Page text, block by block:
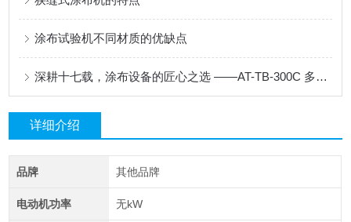
涂布试验机不同材质的优缺点
深耕十七载，涂布设备的匠心之选 ——AT-TB-300C 多功能涂布试验机
详细介绍
品牌 其他品牌
电动机功率 无kW